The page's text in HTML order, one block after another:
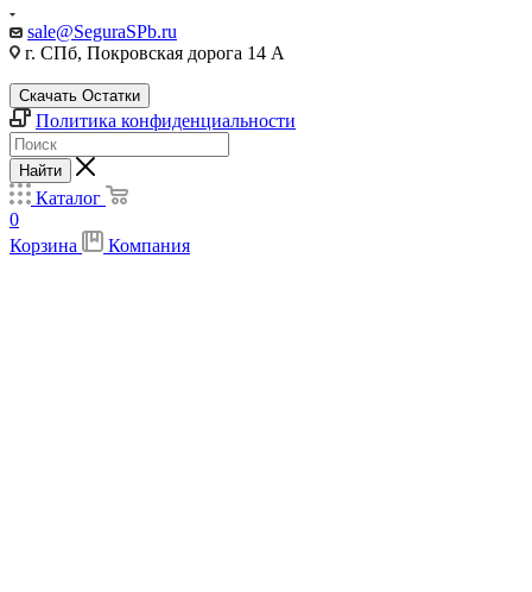
sale@SeguraSPb.ru
г. СПб, Покровская дорога 14 А
Скачать Остатки
Политика конфиденциальности
Найти
Каталог
0
Корзина
Компания